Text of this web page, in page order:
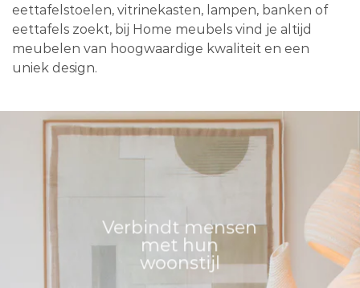
eettafelstoelen, vitrinekasten, lampen, banken of
eettafels zoekt, bij Home meubels vind je altijd
meubelen van hoogwaardige kwaliteit en een
uniek design.
Verbindt mensen
met hun
woonstijl